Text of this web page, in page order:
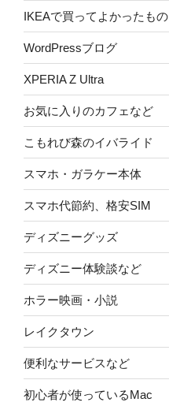
IKEAで買ってよかったもの
WordPressブログ
XPERIA Z Ultra
お気に入りのカフェなど
こもれび森のイバライド
スマホ・ガラケー本体
スマホ代節約、格安SIM
ディズニーグッズ
ディズニー体験談など
ホラー映画・小説
レイクタウン
便利なサービスなど
初心者が使っているMac